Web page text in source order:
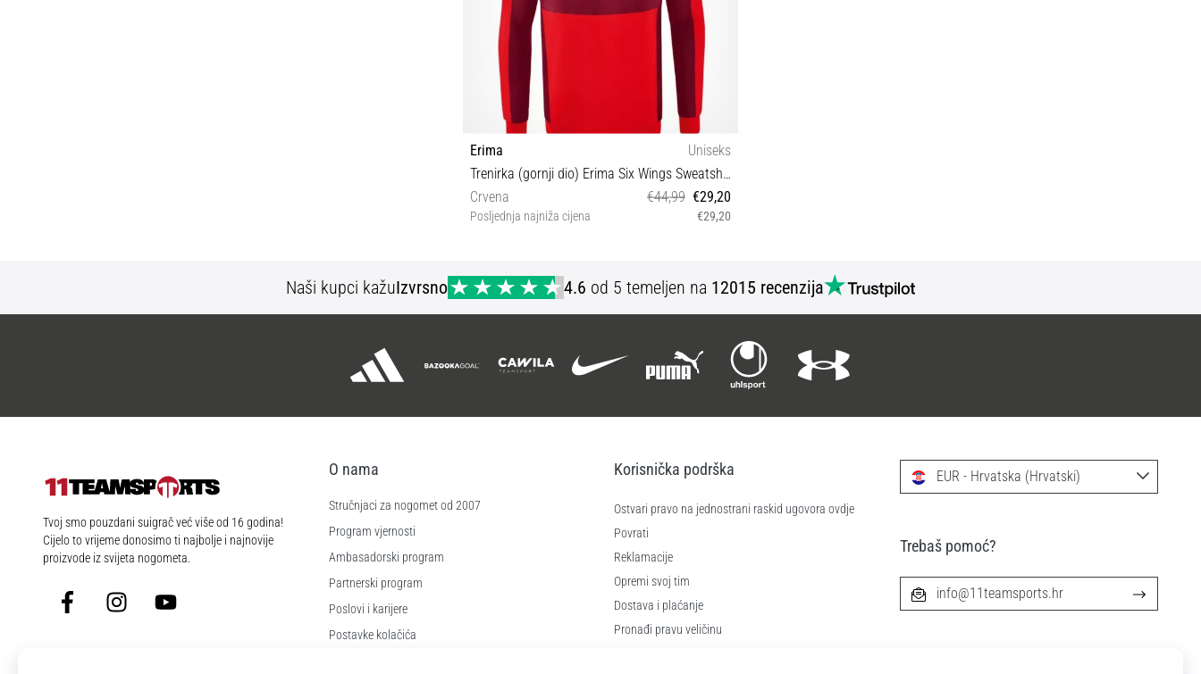
Erima
Uniseks
Trenirka (gornji dio) Erima Six Wings Sweatshirt
Crvena
€44,99 €29,20
Posljednja najniža cijena €29,20
Naši kupci kažuIzvrsno 4.6 od 5 temeljen na 12015 recenzija
11teamsports.hr
Tvoj smo pouzdani suigrač već više od 16 godina!
Cijelo to vrijeme donosimo ti najbolje i najnovije
proizvode iz svijeta nogometa.
FacebookInstagramYouTube
O nama
Stručnjaci za nogomet od 2007
Program vjernosti
Ambasadorski program
Partnerski program
Poslovi i karijere
Postavke kolačića
Korisnička podrška
Ostvari pravo na jednostrani raskid ugovora ovdje
Povrati
Reklamacije
Opremi svoj tim
Dostava i plaćanje
Pronađi pravu veličinu
EUR - Hrvatska (Hrvatski)
Trebaš pomoć?
info@11teamsports.hr